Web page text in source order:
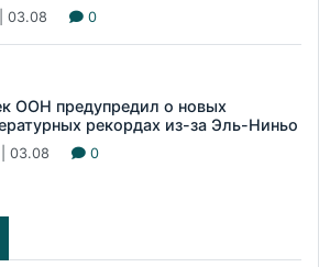
03.08 0
ООН предупредил о новых
рекордах из-за Эль-Ниньо
03.08 0